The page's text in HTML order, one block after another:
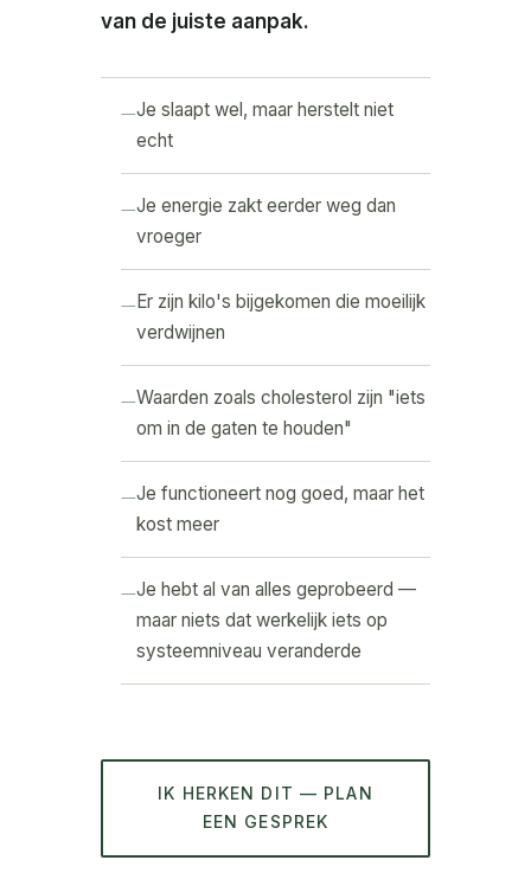
van de juiste aanpak.
Je slaapt wel, maar herstelt niet
echt
Je energie zakt eerder weg dan
vroeger
Er zijn kilo's bijgekomen die moeilijk
verdwijnen
Waarden zoals cholesterol zijn "iets
om in de gaten te houden"
Je functioneert nog goed, maar het
kost meer
Je hebt al van alles geprobeerd —
maar niets dat werkelijk iets op
systeemniveau veranderde
IK HERKEN DIT — PLAN
EEN GESPREK